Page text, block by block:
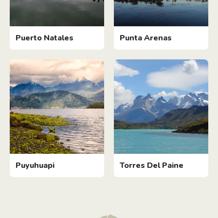
Puerto Natales Punta Arenas
Puyuhuapi Torres Del Paine